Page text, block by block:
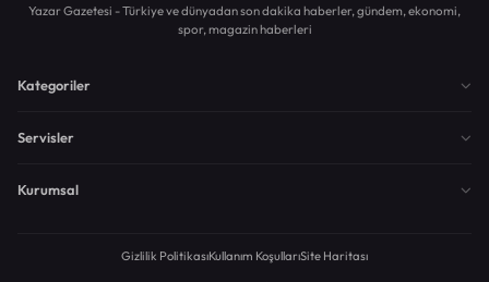
Yazar Gazetesi - Türkiye ve dünyadan son dakika haberler, gündem, ekonomi,
spor, magazin haberleri
Kategoriler
Servisler
Kurumsal
Gizlilik PolitikasıKullanım KoşullarıSite Haritası